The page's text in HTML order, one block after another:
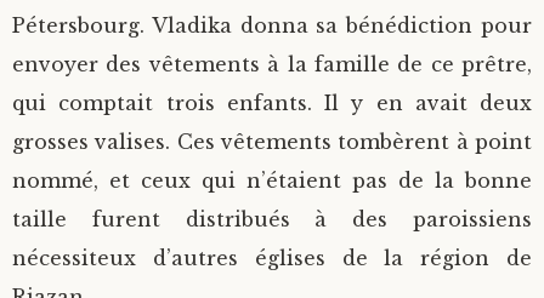
Pétersbourg. Vladika donna sa bénédiction pour
envoyer des vêtements à la famille de ce prêtre,
qui comptait trois enfants. Il y en avait deux
grosses valises. Ces vêtements tombèrent à point
nommé, et ceux qui n’étaient pas de la bonne
taille furent distribués à des paroissiens
nécessiteux d’autres églises de la région de